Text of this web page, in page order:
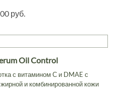
руб.
Oil Control
с витамином С и DMAE с
и комбинированной кожи